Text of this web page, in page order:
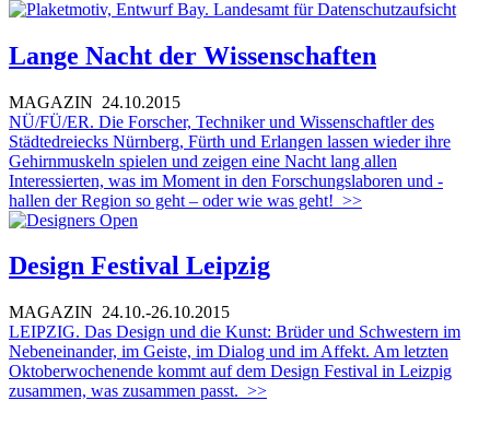
Lange Nacht der Wissenschaften
MAGAZIN 24.10.2015
NÜ/FÜ/ER. Die Forscher, Techniker und Wissenschaftler des
Städtedreiecks Nürnberg, Fürth und Erlangen lassen wieder ihre
Gehirnmuskeln spielen und zeigen eine Nacht lang allen
Interessierten, was im Moment in den Forschungslaboren und -
hallen der Region so geht – oder wie was geht! >>
Design Festival Leipzig
MAGAZIN 24.10.-26.10.2015
LEIPZIG. Das Design und die Kunst: Brüder und Schwestern im
Nebeneinander, im Geiste, im Dialog und im Affekt. Am letzten
Oktoberwochenende kommt auf dem Design Festival in Leizpig
zusammen, was zusammen passt. >>